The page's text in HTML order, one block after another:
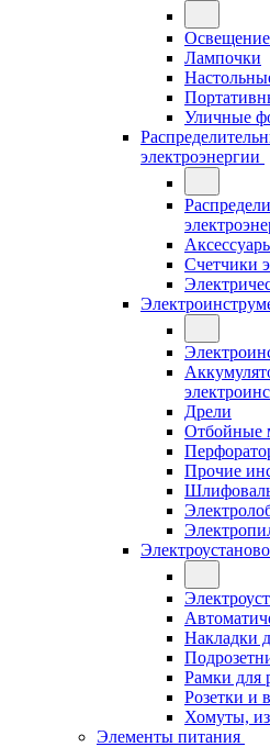
Освещение
Лампочки
Уличные
электроэнергии
Счетчики
Дрели
Отбойные
Прочие
Накладки
Рамки для
Розетки и
Хомуты,
Элементы питания